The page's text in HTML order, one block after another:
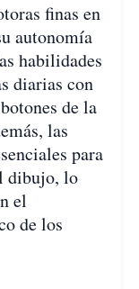
finas en
autonomía
habilidades
diarias con
de la
las
para
dibujo, lo
el
de los